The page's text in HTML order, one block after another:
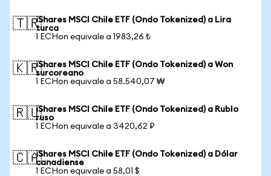
🇹🇷iShares MSCI Chile ETF (Ondo Tokenized) a Lira
turca
1 ECHon equivale a 1983,26 ₺
🇰🇷iShares MSCI Chile ETF (Ondo Tokenized) a Won
surcoreano
1 ECHon equivale a 58.540,07 ₩
🇷🇺iShares MSCI Chile ETF (Ondo Tokenized) a Rublo
ruso
1 ECHon equivale a 3420,62 ₽
🇨🇦iShares MSCI Chile ETF (Ondo Tokenized) a Dólar
canadiense
1 ECHon equivale a 58,01 $